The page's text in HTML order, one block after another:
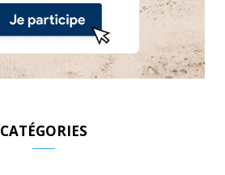
CATÉGORIES